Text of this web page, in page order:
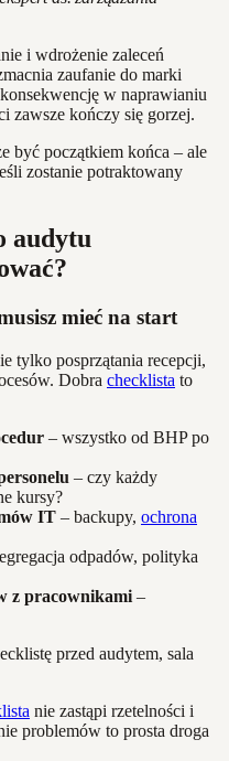
i wdrożenie zaleceń
zaufanie do marki
w naprawianiu
zawsze kończy się gorzej.
być początkiem końca – ale
zostanie potraktowany
audytu
mieć na start
tylko posprzątania recepcji,
Dobra checklista to
– wszystko od BHP po
– czy każdy
kursy?
IT – backupy, ochrona
odpadów, polityka
z pracownikami –
nie zastąpi rzetelności i
problemów to prosta droga